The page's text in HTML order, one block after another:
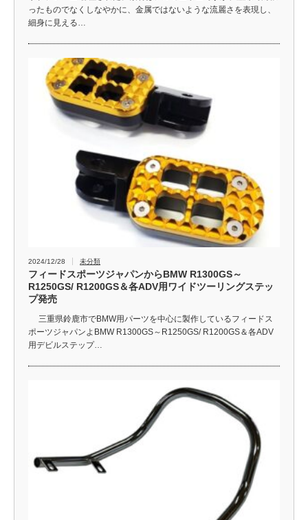
ったものでなくしなやかに、金属ではないような流麗さを表現し、
細身に見える…
2024/12/28 未分類
フィードスポーツジャパンからBMW R1300GS～
R1250GS/ R1200GS＆各ADV用ワイドツーリングステッ
プ発売
三重県鈴鹿市でBMW用パーツを中心に製作しているフィードス
ポーツジャパンよBMW R1300GS～R1250GS/ R1200GS＆各ADV
用デビルステップ…